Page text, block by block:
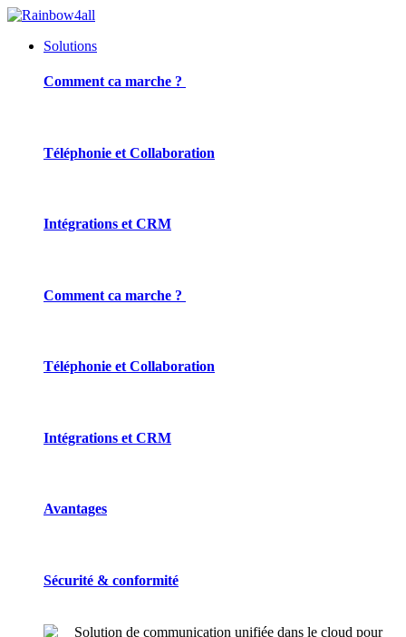
Solutions
Comment ca marche ?
Téléphonie et Collaboration
Intégrations et CRM
Comment ca marche ?
Téléphonie et Collaboration
Intégrations et CRM
Avantages
Sécurité & conformité